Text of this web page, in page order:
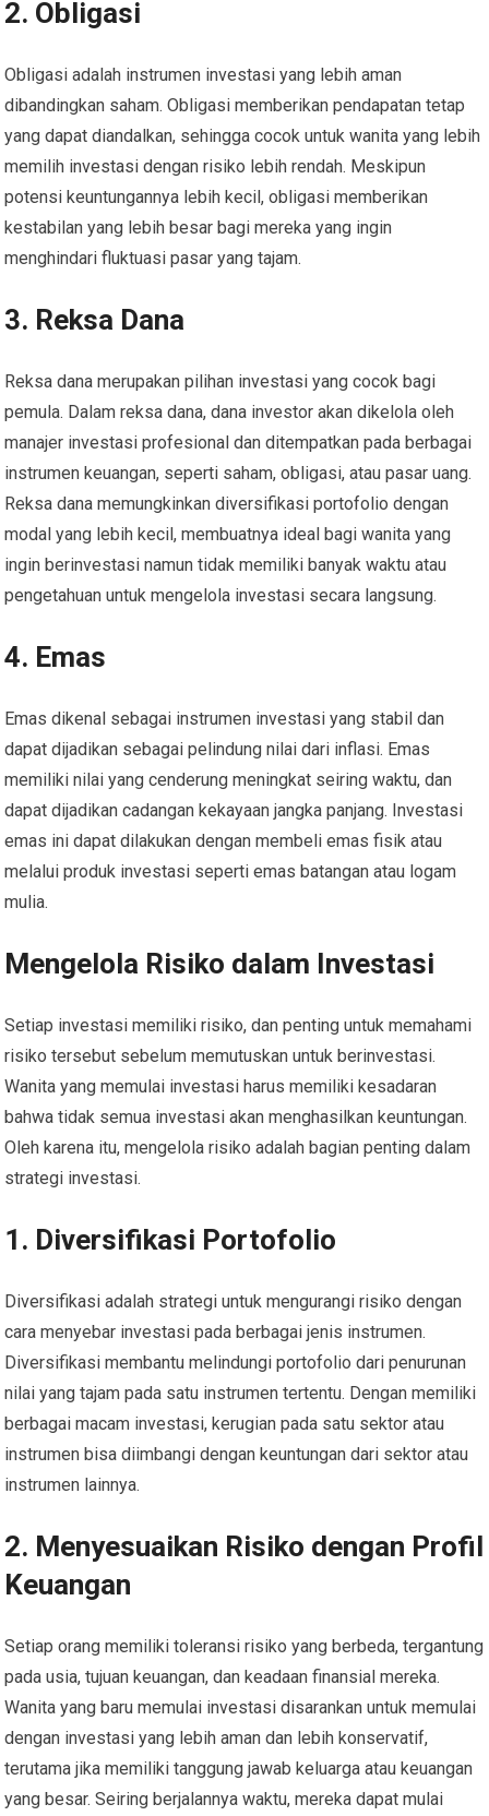
2. Obligasi
Obligasi adalah instrumen investasi yang lebih aman
dibandingkan saham. Obligasi memberikan pendapatan tetap
yang dapat diandalkan, sehingga cocok untuk wanita yang lebih
memilih investasi dengan risiko lebih rendah. Meskipun
potensi keuntungannya lebih kecil, obligasi memberikan
kestabilan yang lebih besar bagi mereka yang ingin
menghindari fluktuasi pasar yang tajam.
3. Reksa Dana
Reksa dana merupakan pilihan investasi yang cocok bagi
pemula. Dalam reksa dana, dana investor akan dikelola oleh
manajer investasi profesional dan ditempatkan pada berbagai
instrumen keuangan, seperti saham, obligasi, atau pasar uang.
Reksa dana memungkinkan diversifikasi portofolio dengan
modal yang lebih kecil, membuatnya ideal bagi wanita yang
ingin berinvestasi namun tidak memiliki banyak waktu atau
pengetahuan untuk mengelola investasi secara langsung.
4. Emas
Emas dikenal sebagai instrumen investasi yang stabil dan
dapat dijadikan sebagai pelindung nilai dari inflasi. Emas
memiliki nilai yang cenderung meningkat seiring waktu, dan
dapat dijadikan cadangan kekayaan jangka panjang. Investasi
emas ini dapat dilakukan dengan membeli emas fisik atau
melalui produk investasi seperti emas batangan atau logam
mulia.
Mengelola Risiko dalam Investasi
Setiap investasi memiliki risiko, dan penting untuk memahami
risiko tersebut sebelum memutuskan untuk berinvestasi.
Wanita yang memulai investasi harus memiliki kesadaran
bahwa tidak semua investasi akan menghasilkan keuntungan.
Oleh karena itu, mengelola risiko adalah bagian penting dalam
strategi investasi.
1. Diversifikasi Portofolio
Diversifikasi adalah strategi untuk mengurangi risiko dengan
cara menyebar investasi pada berbagai jenis instrumen.
Diversifikasi membantu melindungi portofolio dari penurunan
nilai yang tajam pada satu instrumen tertentu. Dengan memiliki
berbagai macam investasi, kerugian pada satu sektor atau
instrumen bisa diimbangi dengan keuntungan dari sektor atau
instrumen lainnya.
2. Menyesuaikan Risiko dengan Profil
Keuangan
Setiap orang memiliki toleransi risiko yang berbeda, tergantung
pada usia, tujuan keuangan, dan keadaan finansial mereka.
Wanita yang baru memulai investasi disarankan untuk memulai
dengan investasi yang lebih aman dan lebih konservatif,
terutama jika memiliki tanggung jawab keluarga atau keuangan
yang besar. Seiring berjalannya waktu, mereka dapat mulai